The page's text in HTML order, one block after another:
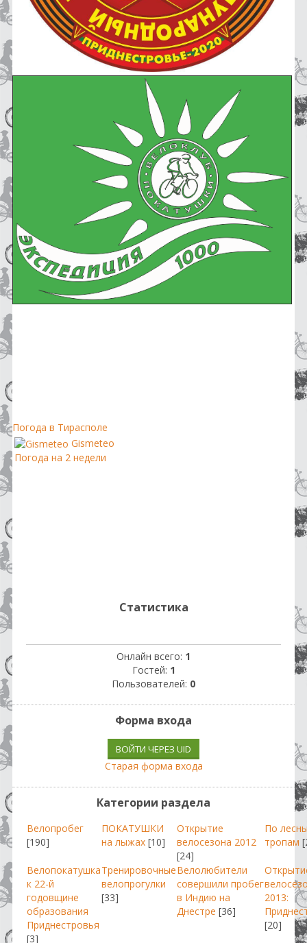
Погода в Тирасполе
Gismeteo
Погода на 2 недели
Статистика
Онлайн всего: 1
Гостей: 1
Пользователей: 0
Форма входа
ВОЙТИ ЧЕРЕЗ UID
Старая форма входа
Категории раздела
Велопробег
[190]
ПОКАТУШКИ
на лыжах [10]
Открытие
велосезона 2012
[24]
По
тропам
Велопокатушка
к 22-й
годовщине
образования
Приднестровья
[3]
Тренировочные
велопрогулки
[33]
Велолюбители
совершили пробег
в Индию на
Днестре [36]
2013:
[20]